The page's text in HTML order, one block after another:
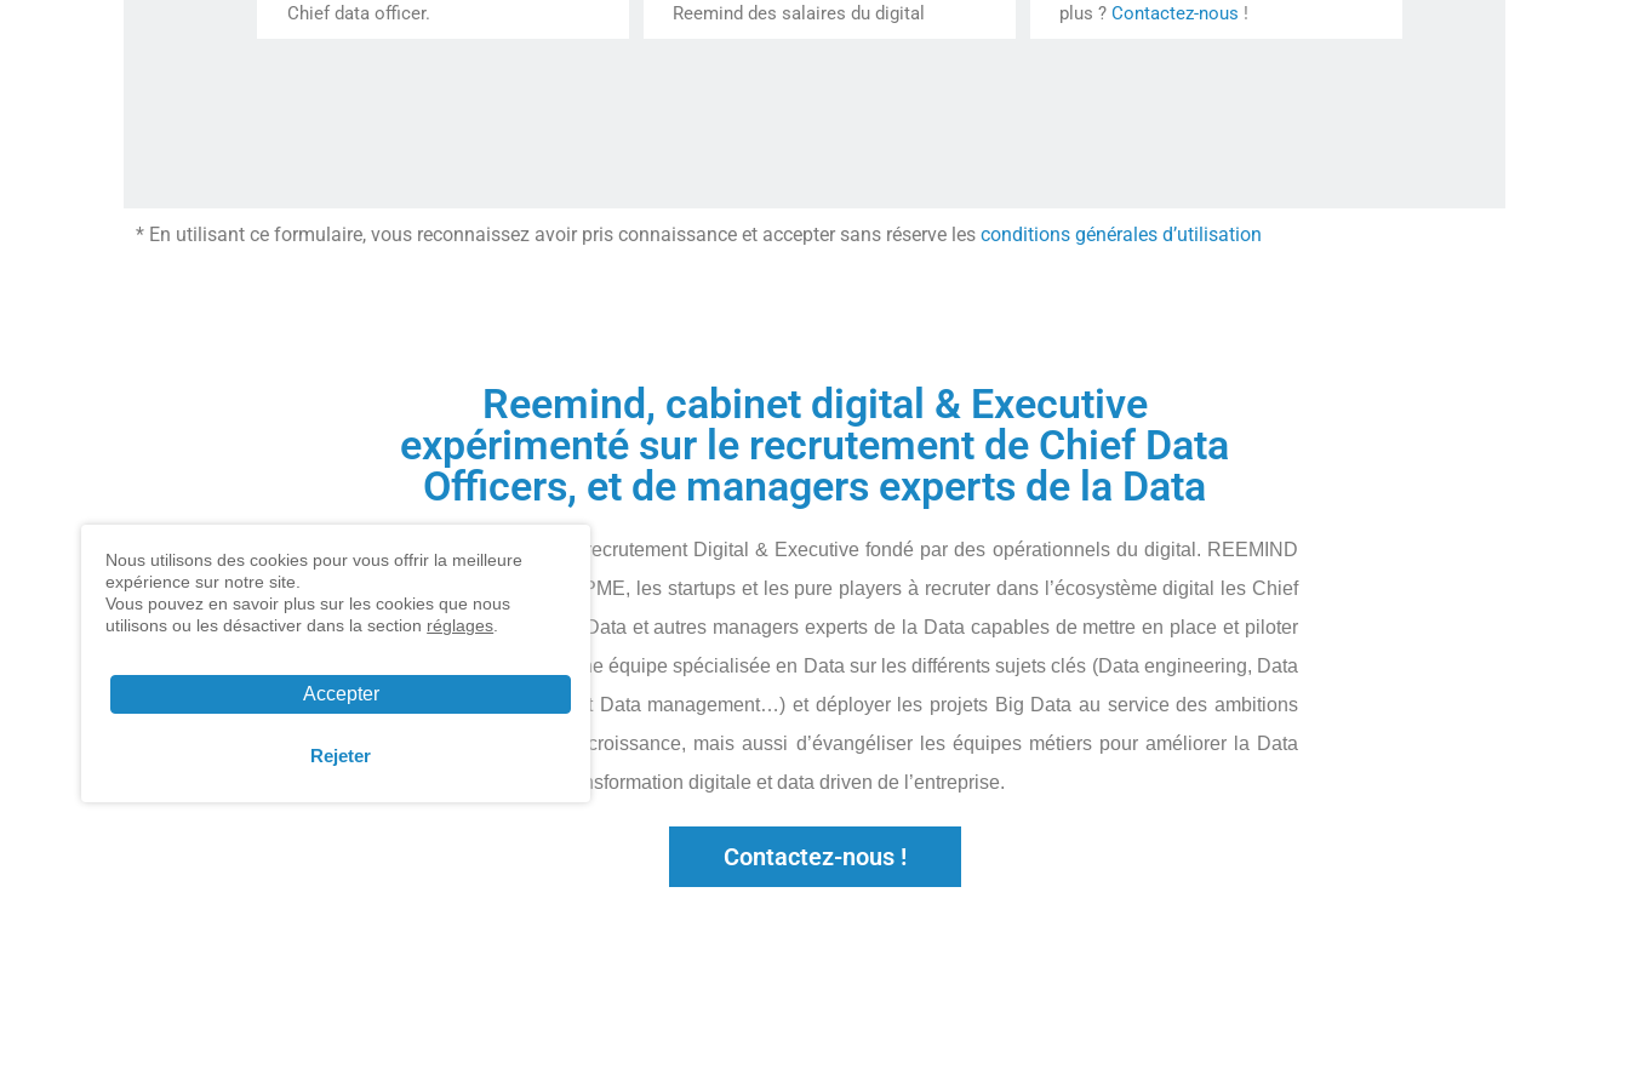
Chief data officer.
Reemind des salaires du digital
plus ?Contactez-nous !
* En utilisant ce formulaire, vous reconnaissez avoir pris connaissance et accepter sans réserve les conditions générales d’utilisation
Reemind, cabinet digital & Executive
expérimenté sur le recrutement de Chief Data
Officers, et de managers experts de la Data
REEMIND est un cabinet de recrutement Digital & Executive fondé par des opérationnels du digital. REEMIND
aide les grands groupes, les PME, les startups et les pure players à recruter dans l’écosystème digital les Chief
Data Officers, Responsables Data et autres managers experts de la Data capables de mettre en place et piloter
une Data factory, construire une équipe spécialisée en Data sur les différents sujets clés (Data engineering, Data
science, Data gouvernance et Data management…) et déployer les projets Big Data au service des ambitions
business pour générer de la croissance, mais aussi d’évangéliser les équipes métiers pour améliorer la Data
literacy et accompagner la transformation digitale et data driven de l’entreprise.
Contactez-nous !
Nous utilisons des cookies pour vous offrir la meilleure
expérience sur notre site.
Vous pouvez en savoir plus sur les cookies que nous
utilisons ou les désactiver dans la section réglages
Accepter
Rejeter